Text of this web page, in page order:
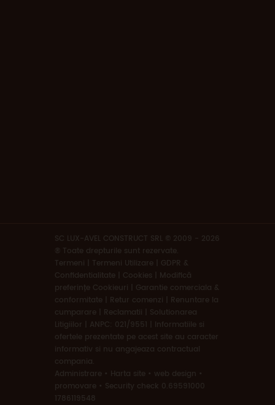
SC LUX-AVEL CONSTRUCT SRL © 2009 - 2026
® Toate drepturile sunt rezervate.
Termeni
Termeni Utilizare | GDPR &
Confidentialitate | Cookies
Modifică
preferințe Cookieuri
Garantie comerciala &
conformitate
Retur comenzi
Renuntare la
cumparare
Reclamatii
Solutionarea
Litigiilor
ANPC: 021/9551
Informatiile si
ofertele prezentate pe acest site au caracter
informativ si nu angajeaza contractual
compania.
Administrare • Harta site • web design
•
promovare • Security check 0.69591000
1786119548